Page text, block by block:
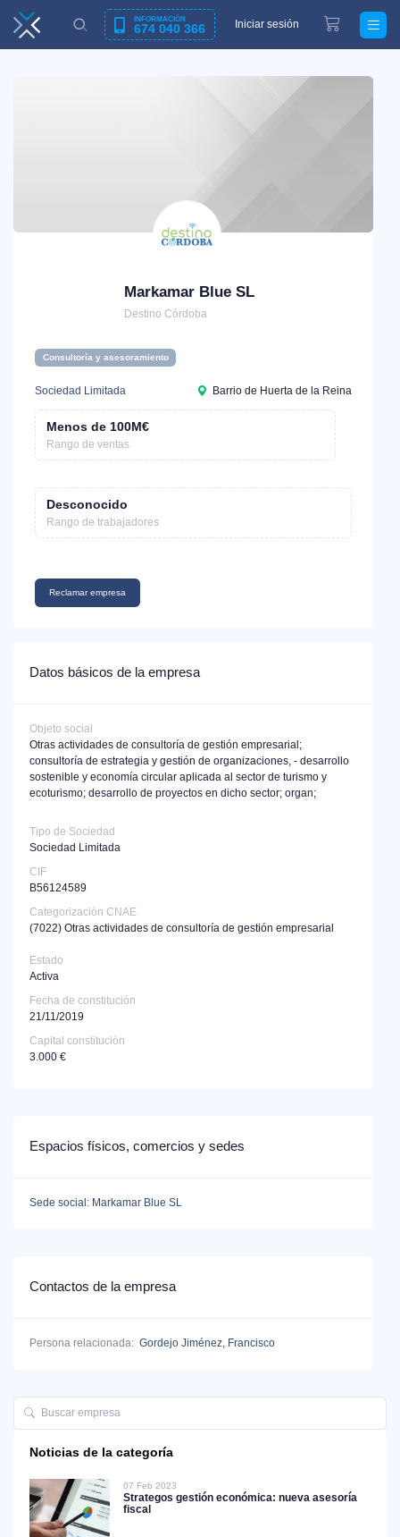
INFORMACIÓN
674 040 366 Iniciar sesión
Markamar Blue SL
Destino Córdoba
Consultoría y asesoramiento
Sociedad Limitada Barrio de Huerta de la Reina
Menos de 100M€
Rango de ventas
Desconocido
Rango de trabajadores
Reclamar empresa
Datos básicos de la empresa
Objeto social
Otras actividades de consultoría de gestión empresarial;
consultoría de estrategia y gestión de organizaciones, - desarrollo
sostenible y economía circular aplicada al sector de turismo y
ecoturismo; desarrollo de proyectos en dicho sector; organ;
Tipo de Sociedad
Sociedad Limitada
CIF
B56124589
Categorización CNAE
(7022) Otras actividades de consultoría de gestión empresarial
Estado
Activa
Fecha de constitución
21/11/2019
Capital constitución
3.000 €
Espacios físicos, comercios y sedes
Sede social: Markamar Blue SL
Contactos de la empresa
Persona relacionada: Gordejo Jiménez, Francisco
Noticias de la categoría
07 Feb 2023
Strategos gestión económica: nueva asesoría
fiscal